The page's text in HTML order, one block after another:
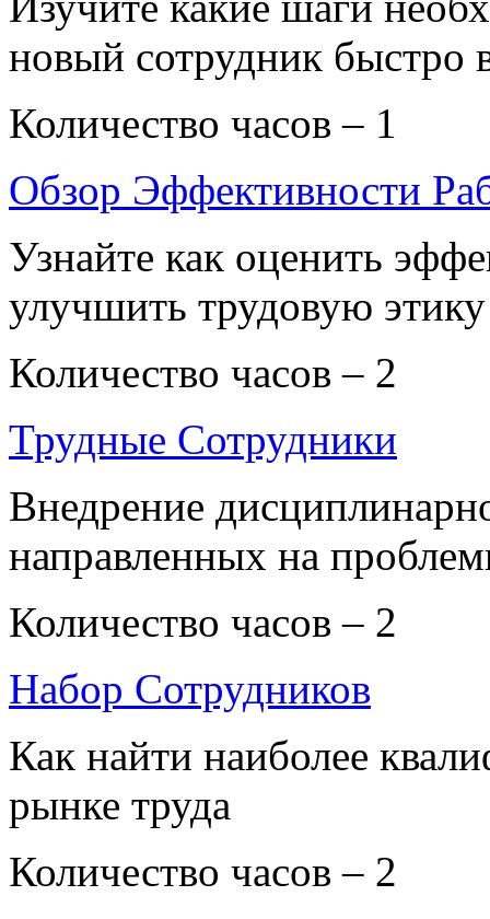
новый сотрудник быстро
Количество часов – 1
Обзор Эффективности
Узнайте как оценить
улучшить трудовую этику
Количество часов – 2
Трудные Сотрудники
Внедрение
направленных на
Количество часов – 2
Набор Сотрудников
Как найти наиболее
рынке труда
Количество часов – 2